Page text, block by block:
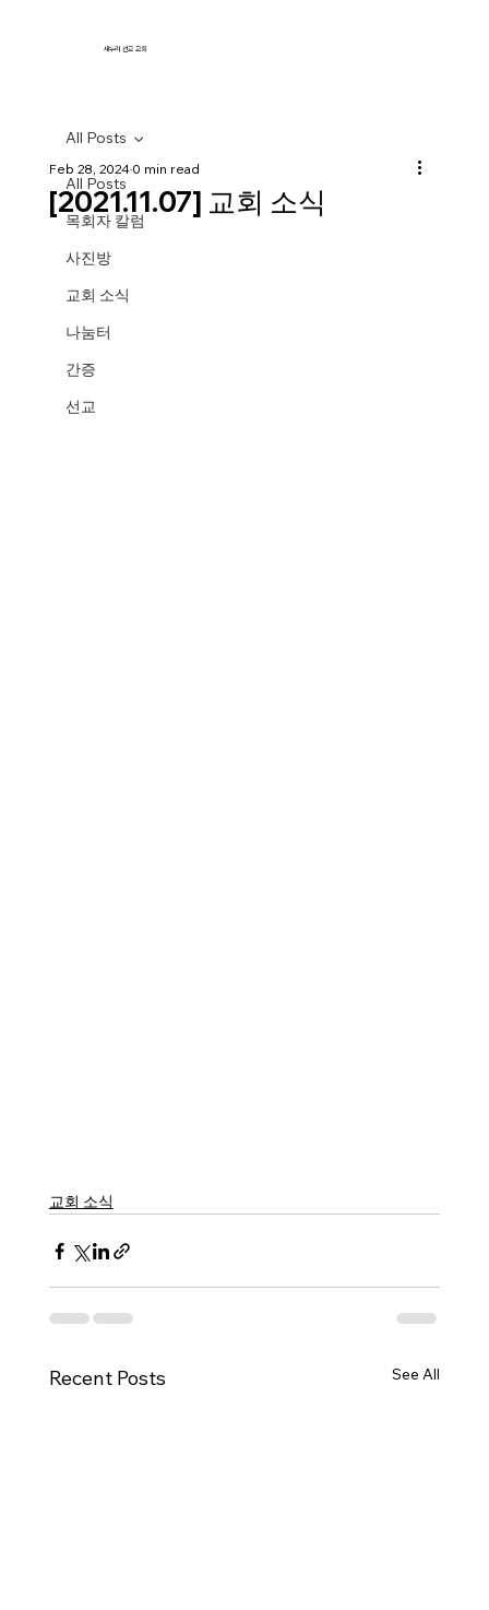
새누리 선교 교회
All Posts
목회자 칼럼
사진방
교회 소식
나눔터
간증
선교
All Posts
[2021.11.07] 교회 소식
Feb 28, 20240 min read
교회 소식
Recent Posts See All